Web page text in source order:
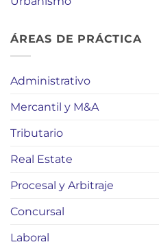
ÁREAS DE PRÁCTICA
Administrativo
Mercantil y M&A
Tributario
Real Estate
Procesal y Arbitraje
Concursal
Laboral